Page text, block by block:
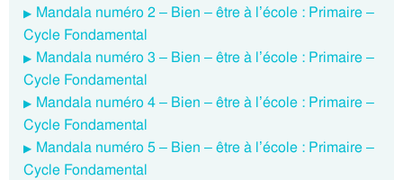
Mandala numéro 2 – Bien – être à l’école : Primaire –
Cycle Fondamental
Mandala numéro 3 – Bien – être à l’école : Primaire –
Cycle Fondamental
Mandala numéro 4 – Bien – être à l’école : Primaire –
Cycle Fondamental
Mandala numéro 5 – Bien – être à l’école : Primaire –
Cycle Fondamental